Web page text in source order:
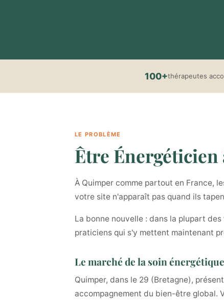
100+thérapeutes
LE PROBLÈME
Être
À Quimper comme partout en France,
votre site n'apparaît pas quand ils
La bonne nouvelle : dans la plupart
praticiens qui s'y mettent maintenant
Le marché de la soin
Quimper, dans le 29 (Bretagne),
accompagnement du bien-être global.